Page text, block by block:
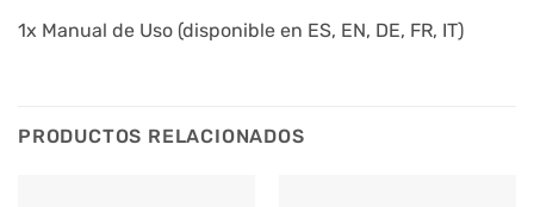
1x Manual de Uso (disponible en ES, EN, DE, FR, IT)
PRODUCTOS RELACIONADOS